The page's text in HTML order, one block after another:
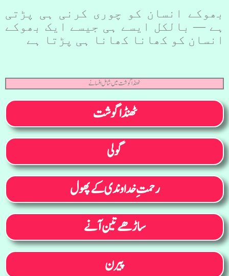
بھوکے انسان کو چوری کرنی ہی پڑتی
ہے –– بالکل ایسے ہی جیسے ایک بھوکے
انسان کو کھانا کھانا ہی پڑتا ہے
ٹھنڈا گوشت میں شامل افسانے
ٹھنڈا گوشت
گولی
رحمتِ خداوندی کے پھول
ساڑھے تین آنے
پیرن